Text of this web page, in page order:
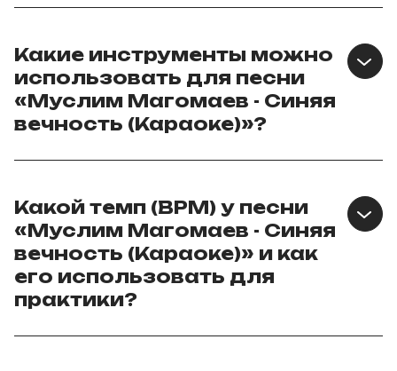
Какие инструменты можно
использовать для песни
«Муслим Магомаев - Синяя
вечность (Караоке)»?
Какой темп (BPM) у песни
«Муслим Магомаев - Синяя
вечность (Караоке)» и как
его использовать для
практики?